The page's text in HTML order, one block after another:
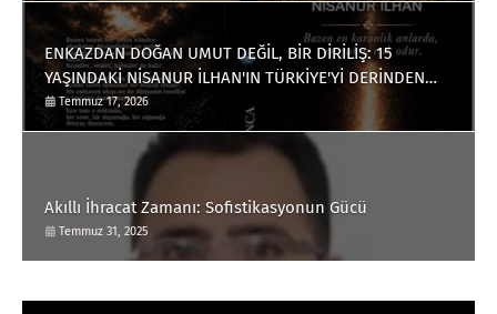
ENKAZDAN DOĞAN UMUT DEĞİL, BİR DİRİLİŞ: 15
YAŞINDAKİ NİSANUR İLHAN'IN TÜRKİYE'Yİ DERİNDEN
ETKİLEYECEK HİKÂYESİ
Temmuz 17, 2026
Akıllı İhracat Zamanı: Sofistikasyonun Gücü
Temmuz 31, 2025